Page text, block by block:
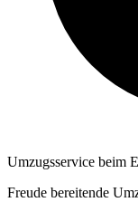
Umzugsservice beim
Freude bereitende